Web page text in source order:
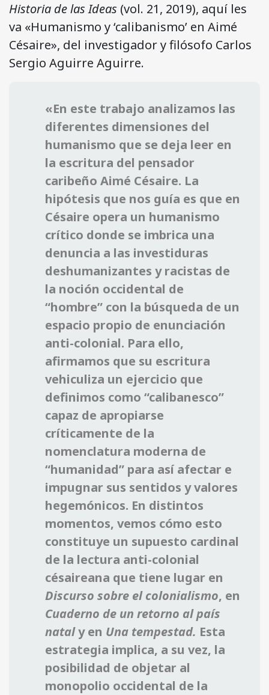
Historia de las Ideas (vol. 21, 2019), aquí les
va «Humanismo y ‘calibanismo’ en Aimé
Césaire», del investigador y filósofo Carlos
Sergio Aguirre Aguirre.
«En este trabajo analizamos las
diferentes dimensiones del
humanismo que se deja leer en
la escritura del pensador
caribeño Aimé Césaire. La
hipótesis que nos guía es que en
Césaire opera un humanismo
crítico donde se imbrica una
denuncia a las investiduras
deshumanizantes y racistas de
la noción occidental de
“hombre” con la búsqueda de un
espacio propio de enunciación
anti-colonial. Para ello,
afirmamos que su escritura
vehiculiza un ejercicio que
definimos como “calibanesco”
capaz de apropiarse
críticamente de la
nomenclatura moderna de
“humanidad” para así afectar e
impugnar sus sentidos y valores
hegemónicos. En distintos
momentos, vemos cómo esto
constituye un supuesto cardinal
de la lectura anti-colonial
césaireana que tiene lugar en
Discurso sobre el colonialismo, en
Cuaderno de un retorno al país
nataly en Una tempestad. Esta
estrategia implica, a su vez, la
posibilidad de objetar al
monopolio occidental de la